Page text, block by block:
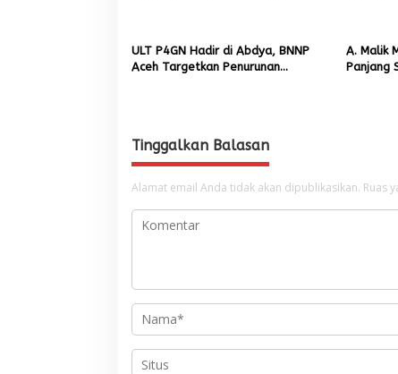
ULT P4GN Hadir di Abdya, BNNP
Aceh Targetkan Penurunan
A. Malik
Panjang
Tinggalkan Balasan
Alamat email Anda tidak akan dipublikasikan. Ruas